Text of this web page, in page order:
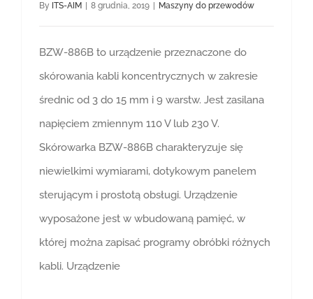
By ITS-AIM 8 grudnia, 2019 Maszyny do przewodów
BZW-886B to urządzenie przeznaczone do
skórowania kabli koncentrycznych w zakresie
średnic od 3 do 15 mm i 9 warstw. Jest zasilana
napięciem zmiennym 110 V lub 230 V.
Skórowarka BZW-886B charakteryzuje się
niewielkimi wymiarami, dotykowym panelem
sterującym i prostotą obsługi. Urządzenie
wyposażone jest w wbudowaną pamięć, w
której można zapisać programy obróbki różnych
kabli. Urządzenie